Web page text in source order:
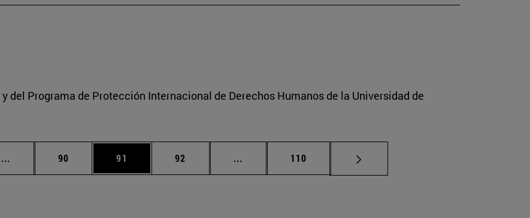
del Programa de Protección Internacional de Derechos Humanos de la Universidad de
... Páginas intermedias Use TAB para desplazarse.
Página
90 Página
91 Página
92 ... Páginas intermedias Use TAB para desplazarse.
Página
110